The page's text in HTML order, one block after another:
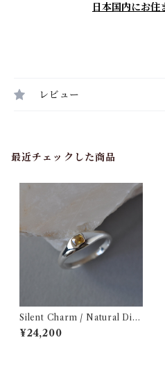
日本国内にお住
レビュー
最近チェックした商品
Silent Charm / Natural Dia
mond Ring ナチュラルダイ
ヤモンド スキニー リング
¥24,200